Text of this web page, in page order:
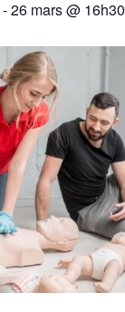
-26 mars @ 16h30